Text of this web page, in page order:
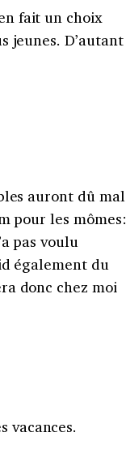
fait un choix
jeunes. D’autant
auront dû mal
pour les mômes:
pas voulu
également du
donc chez moi
vacances.